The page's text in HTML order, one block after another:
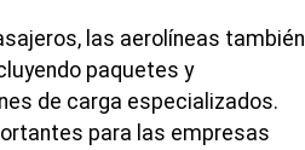
las aerolíneas también
paquetes y
de carga especializados.
para las empresas